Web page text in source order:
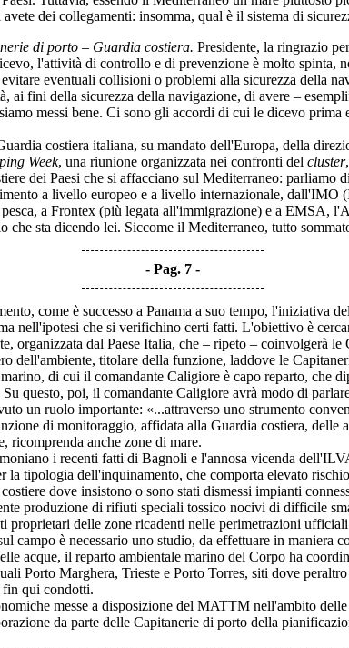
dei collegamenti: insomma, qual è il sistema di
di porto – Guardia costiera. Presidente, la ringrazio
l'attività di controllo e di prevenzione è molto spinta,
eventuali collisioni o problemi alla sicurezza della
fini della sicurezza della navigazione, di avere –
messi bene. Ci sono gli accordi di cui le dicevo prima
costiera italiana, su mandato dell'Europa, della
Week, una riunione organizzata nei confronti del cluster
dei Paesi che si affacciano sul Mediterraneo: parliamo
a livello europeo e a livello internazionale,
a Frontex (più legata all'immigrazione) e a EMSA,
sta dicendo lei. Siccome il Mediterraneo, tutto
Pag. 7
come è successo a Panama a suo tempo, l'iniziativa
nell'ipotesi che si verifichino certi fatti. L'obiettivo è
organizzata dal Paese Italia, che – ripeto – coinvolgerà le
titolare della funzione, laddove le
di cui il comandante Caligiore è capo reparto, che
questo, poi, il comandante Caligiore avrà modo di
un ruolo importante: «...attraverso uno strumento
di monitoraggio, affidata alla Guardia costiera,
ricomprenda anche zone di mare.
i recenti fatti di Bagnoli e l'annosa vicenda
tipologia dell'inquinamento, che comporta elevato
dove insistono o sono stati dismessi impianti
produzione di rifiuti speciali tossico nocivi di difficile
delle zone ricadenti nelle perimetrazioni
campo è necessario uno studio, da effettuare in maniera
acque, il reparto ambientale marino del Corpo ha
Porto Marghera, Trieste e Porto Torres, siti dove
fin qui condotti.
messe a disposizione del MATTM nell'ambito
da parte delle Capitanerie di porto della